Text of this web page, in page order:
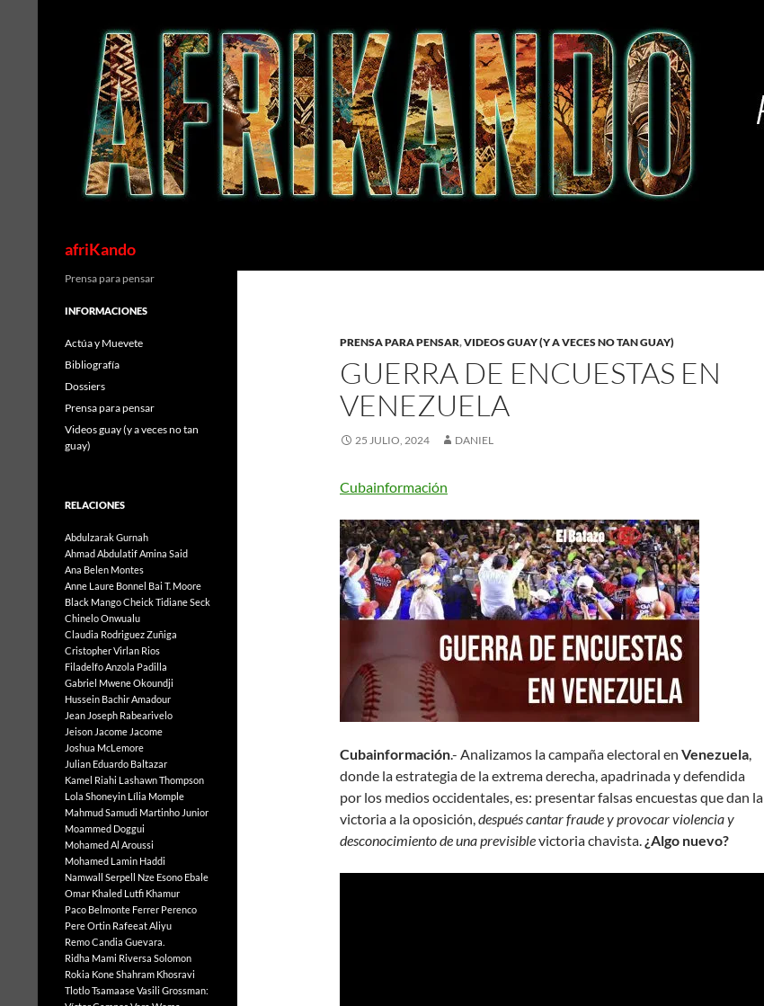
afriKando
PRENSA PARA PENSAR,VIDEOS GUAY (Y A VECES NO TAN GUAY)
GUERRA DE ENCUESTAS EN
VENEZUELA
25 JULIO, 2024 DANIEL
Cubainformación
Cubainformación.- Analizamos la campaña electoral en Venezuela,
donde la estrategia de la extrema derecha, apadrinada y defendida
por los medios occidentales, es: presentar falsas encuestas que dan la
victoria a la oposición,después cantar fraude y provocar violencia y
desconocimiento de una previsiblevictoria chavista. ¿Algo nuevo?
Prensa para pensar
INFORMACIONES
Actúa y Muevete
Bibliografía
Dossiers
Prensa para pensar
Videos guay (y a veces no tan
guay)
RELACIONES
Abdulzarak Gurnah
Ahmad AbdulatifAmina Said
Ana Belen Montes
Anne Laure Bonnel Bai T. Moore
Black MangoCheick Tidiane Seck
Chinelo Onwualu
Claudia Rodriguez Zuñiga
Cristopher Virlan Rios
Filadelfo Anzola Padilla
Gabriel Mwene Okoundji
Hussein Bachir Amadour
Jean Joseph Rabearivelo
Jeison Jacome Jacome
Joshua McLemore
Julian Eduardo Baltazar
Kamel Riahi Lashawn Thompson
Lola Shoneyin Lília Momple
Mahmud Samudi Martinho Junior
Moammed Doggui
Mohamed Al Aroussi
Mohamed Lamin Haddi
Namwall Serpell Nze Esono Ebale
Omar Khaled Lutfi Khamur
Paco Belmonte Ferrer Perenco
Pere Ortin Rafeeat Aliyu
Remo Candia Guevara.
Ridha Mami Riversa Solomon
Rokia KoneShahram Khosravi
Tlotlo TsamaaseVasili Grossman: